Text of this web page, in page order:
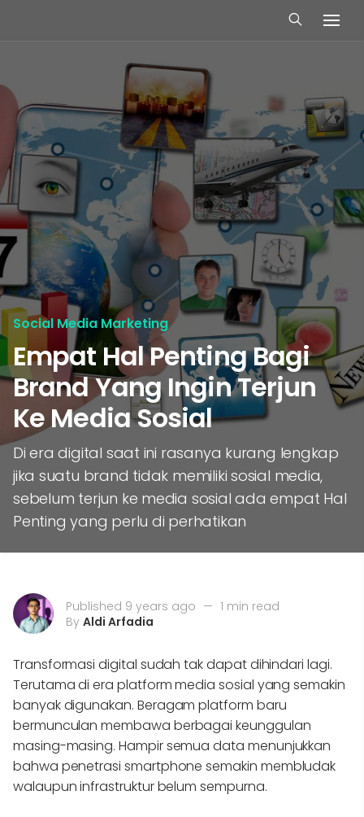
Social Media Marketing
Empat Hal Penting Bagi
Brand Yang Ingin Terjun
Ke Media Sosial
Di era digital saat ini rasanya kurang lengkap
jika suatu brand tidak memiliki sosial media,
sebelum terjun ke media sosial ada empat Hal
Penting yang perlu di perhatikan
Published 9 years ago — 1 min read
By Aldi Arfadia
Transformasi digital sudah tak dapat dihindari lagi.
Terutama di era platform media sosial yang semakin
banyak digunakan. Beragam platform baru
bermunculan membawa berbagai keunggulan
masing-masing. Hampir semua data menunjukkan
bahwa penetrasi smartphone semakin membludak
walaupun infrastruktur belum sempurna.